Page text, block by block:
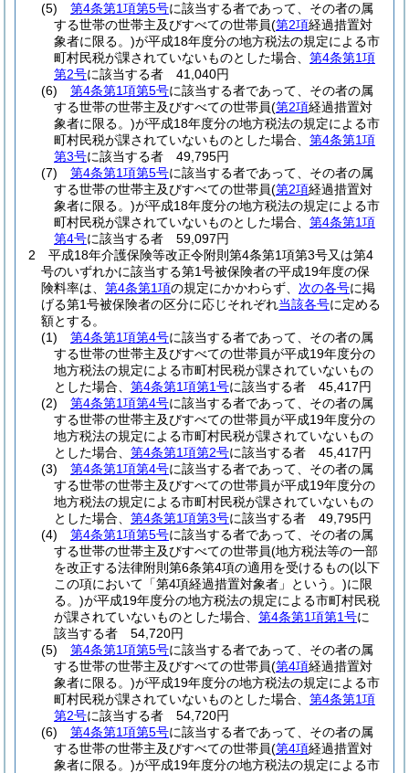
(5)
第4条第1項第5号に該当する者であって、その者の属
する世帯の世帯主及びすべての世帯員(第2項経過措置対
象者に限る。)が平成18年度分の地方税法の規定による市
町村民税が課されていないものとした場合、 第4条第1項
第2号に該当する者 41,040円
(6)
第4条第1項第5号に該当する者であって、その者の属
する世帯の世帯主及びすべての世帯員(第2項経過措置対
象者に限る。)が平成18年度分の地方税法の規定による市
町村民税が課されていないものとした場合、 第4条第1項
第3号に該当する者 49,795円
(7)
第4条第1項第5号に該当する者であって、その者の属
する世帯の世帯主及びすべての世帯員(第2項経過措置対
象者に限る。)が平成18年度分の地方税法の規定による市
町村民税が課されていないものとした場合、 第4条第1項
第4号に該当する者 59,097円
2
平成18年介護保険等改正令附則第4条第1項第3号又は第4
号のいずれかに該当する第1号被保険者の平成19年度の保
険料率は、 第4条第1項の規定にかかわらず、 次の各号に掲
げる第1号被保険者の区分に応じそれぞれ当該各号に定める
額とする。
(1)
第4条第1項第4号に該当する者であって、その者の属
する世帯の世帯主及びすべての世帯員が平成19年度分の
地方税法の規定による市町村民税が課されていないもの
とした場合、 第4条第1項第1号に該当する者 45,417円
(2)
第4条第1項第4号に該当する者であって、その者の属
する世帯の世帯主及びすべての世帯員が平成19年度分の
地方税法の規定による市町村民税が課されていないもの
とした場合、 第4条第1項第2号に該当する者 45,417円
(3)
第4条第1項第4号に該当する者であって、その者の属
する世帯の世帯主及びすべての世帯員が平成19年度分の
地方税法の規定による市町村民税が課されていないもの
とした場合、 第4条第1項第3号に該当する者 49,795円
(4)
第4条第1項第5号に該当する者であって、その者の属
する世帯の世帯主及びすべての世帯員(地方税法等の一部
を改正する法律附則第6条第4項の適用を受けるもの(以下
この項において「第4項経過措置対象者」という。)に限
る。)が平成19年度分の地方税法の規定による市町村民税
が課されていないものとした場合、 第4条第1項第1号に
該当する者 54,720円
(5)
第4条第1項第5号に該当する者であって、その者の属
する世帯の世帯主及びすべての世帯員(第4項経過措置対
象者に限る。)が平成19年度分の地方税法の規定による市
町村民税が課されていないものとした場合、 第4条第1項
第2号に該当する者 54,720円
(6)
第4条第1項第5号に該当する者であって、その者の属
する世帯の世帯主及びすべての世帯員(第4項経過措置対
象者に限る。)が平成19年度分の地方税法の規定による市